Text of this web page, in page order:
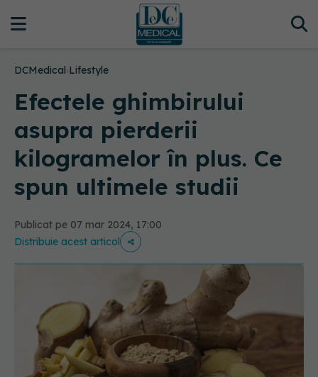
DCMedical›Lifestyle
Efectele ghimbirului
asupra pierderii
kilogramelor în plus. Ce
spun ultimele studii
Publicat pe 07 mar 2024, 17:00
Distribuie acest articol